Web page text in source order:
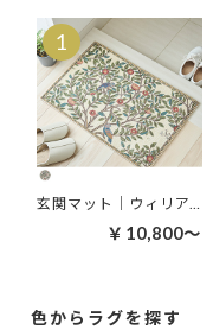
玄関マット｜ウィリアムモリス ケルムスコットツリー
￥10,800～
色からラグを探す